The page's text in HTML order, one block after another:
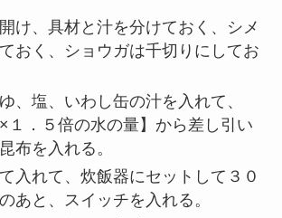
け、具材と汁を分けておく、シメ
おく、ショウガは千切りにしてお
、塩、いわし缶の汁を入れて、
×１．５倍の水の量】から差し引い
布を入れる。
入れて、炊飯器にセットして３０
あと、スイッチを入れる。